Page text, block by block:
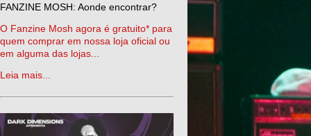
FANZINE MOSH: Aonde encontrar?
O Fanzine Mosh agora é gratuito* para
quem comprar em nossa loja oficial ou
em alguma das lojas...
Leia mais...